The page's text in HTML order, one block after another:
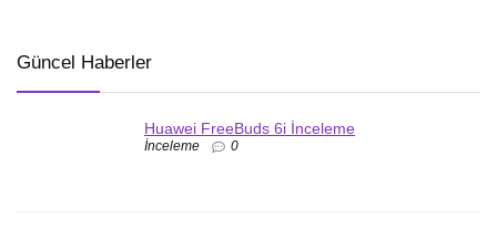
Güncel Haberler
Huawei FreeBuds 6i İnceleme
İnceleme 0